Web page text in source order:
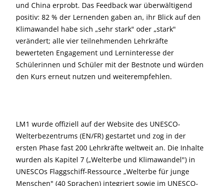
und China erprobt. Das Feedback war überwältigend
positiv: 82 % der Lernenden gaben an, ihr Blick auf den
Klimawandel habe sich „sehr stark" oder „stark"
verändert; alle vier teilnehmenden Lehrkräfte
bewerteten Engagement und Lerninteresse der
Schülerinnen und Schüler mit der Bestnote und würden
den Kurs erneut nutzen und weiterempfehlen.
LM1 wurde offiziell auf der Website des UNESCO-
Welterbezentrums (EN/FR) gestartet und zog in der
ersten Phase fast 200 Lehrkräfte weltweit an. Die Inhalte
wurden als Kapitel 7 („Welterbe und Klimawandel") in
UNESCOs Flaggschiff-Ressource „Welterbe für junge
Menschen" (40 Sprachen) integriert sowie im UNESCO-